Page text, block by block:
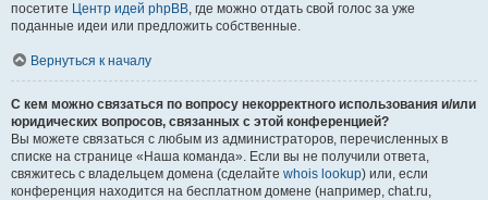
посетите Центр идей phpBB, где можно отдать свой голос за уже
поданные идеи или предложить собственные.
Вернуться к началу
С кем можно связаться по вопросу некорректного использования и/или
юридических вопросов, связанных с этой конференцией?
Вы можете связаться с любым из администраторов, перечисленных в
списке на странице «Наша команда». Если вы не получили ответа,
свяжитесь с владельцем домена (сделайте whois lookup) или, если
конференция находится на бесплатном домене (например, chat.ru,